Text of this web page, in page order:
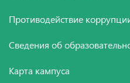
Противодействие
Сведения об
Карта кампуса